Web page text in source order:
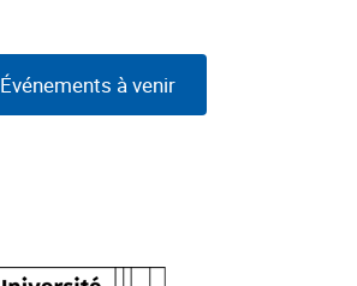
Événements à venir